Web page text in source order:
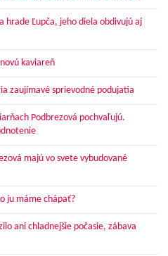
hrade Ľupča, jeho diela obdivujú aj
kaviareň
zaujímavé sprievodné podujatia
Podbrezová pochvaľujú.
majú vo svete vybudované
ju máme chápať?
ani chladnejšie počasie, zábava